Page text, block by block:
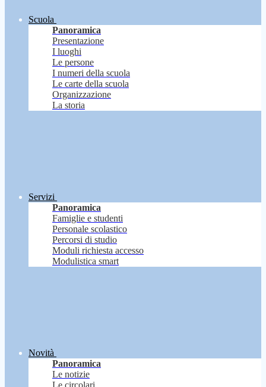
Scuola
Panoramica
Presentazione
I luoghi
Le persone
I numeri della scuola
Le carte della scuola
Organizzazione
La storia
Servizi
Panoramica
Famiglie e studenti
Personale scolastico
Percorsi di studio
Moduli richiesta accesso
Modulistica smart
Novità
Panoramica
Le notizie